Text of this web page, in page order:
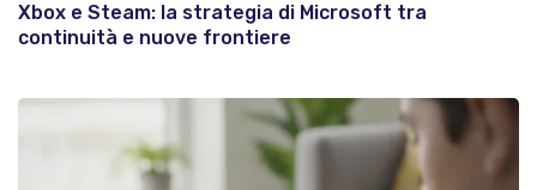
Xbox e Steam: la strategia di Microsoft tra
continuità e nuove frontiere